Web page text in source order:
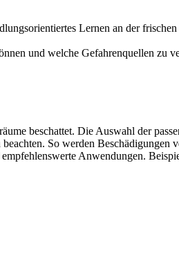
Lernen an der
und welche Gefahrenquellen zu
beschattet. Die Auswahl der
So werden Beschädigungen
Anwendungen.